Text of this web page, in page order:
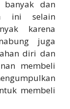
dan
ini selain
karena
juga
diri dan
membeli
membeli